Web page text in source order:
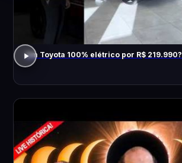
Um Toyota 100% elétrico por R$ 219.990?